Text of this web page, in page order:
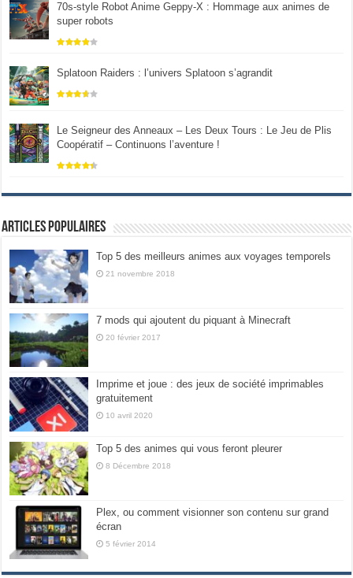
70s-style Robot Anime Geppy-X : Hommage aux animes de
super robots
Splatoon Raiders : l’univers Splatoon s’agrandit
Le Seigneur des Anneaux – Les Deux Tours : Le Jeu de Plis
Coopératif – Continuons l’aventure !
Articles populaires
Top 5 des meilleurs animes aux voyages temporels
21 novembre 2018
7 mods qui ajoutent du piquant à Minecraft
20 février 2017
Imprime et joue : des jeux de société imprimables
gratuitement
10 avril 2020
Top 5 des animes qui vous feront pleurer
8 Décembre 2018
Plex, ou comment visionner son contenu sur grand
écran
5 février 2014